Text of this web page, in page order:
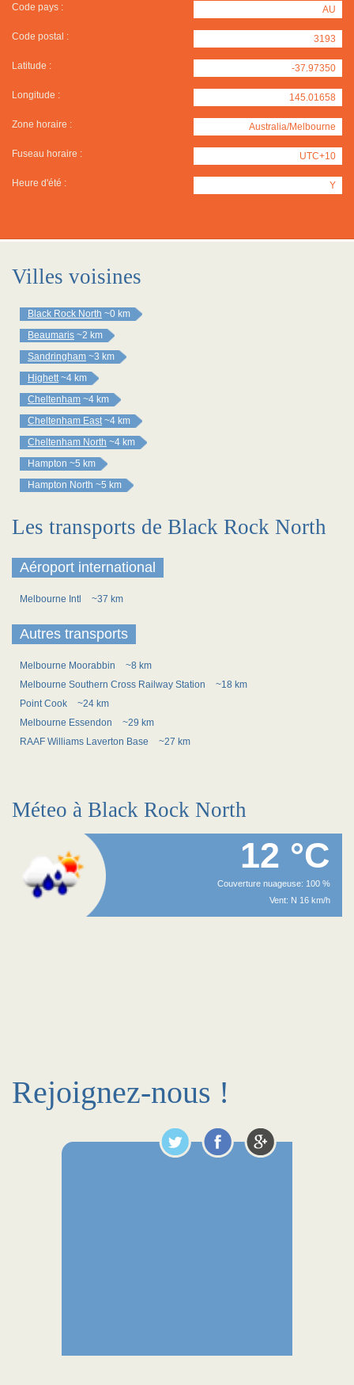
Code pays : AU
Code postal : 3193
Latitude : -37.97350
Longitude : 145.01658
Zone horaire : Australia/Melbourne
Fuseau horaire : UTC+10
Heure d'été : Y
Villes voisines
Black Rock North ~0 km
Beaumaris ~2 km
Sandringham ~3 km
Highett ~4 km
Cheltenham ~4 km
Cheltenham East ~4 km
Cheltenham North ~4 km
Hampton ~5 km
Hampton North ~5 km
Les transports de Black Rock North
Aéroport international
Melbourne Intl ~37 km
Autres transports
Melbourne Moorabbin
~8 km
Melbourne Southern Cross Railway Station
~18 km
Point Cook
~24 km
Melbourne Essendon
~29 km
RAAF Williams Laverton Base
~27 km
Méteo à Black Rock North
12 °C
Couverture nuageuse: 100 %
Vent: N 16 km/h
Rejoignez-nous !